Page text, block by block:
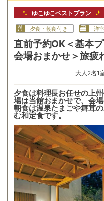
ゆこゆこベストプラン
夕食・朝食付き 洋
直前予約OK＜基本
会場おまかせ＞旅疲
大人 2名1
夕食は料理長お任せの上
場は当館おまかせで、会
朝食は温泉たまごや舞茸
む和定食です。